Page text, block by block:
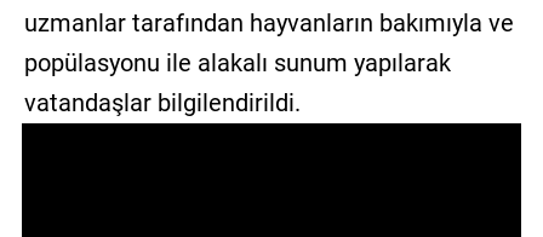
Gizlilik
Sözleşmesi
Kullanıcı
uzmanlar tarafından hayvanların bakımıyla ve
popülasyonu ile alakalı sunum yapılarak
vatandaşlar bilgilendirildi.